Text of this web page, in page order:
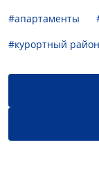
#апартаменты
#курортный район